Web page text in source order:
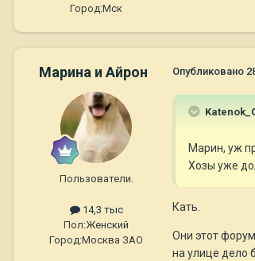
Город:Мск
Марина и Айрон
Пользователи.
14,3 тыс
Пол:Женский
Город:Москва ЗАО
Опубликовано
Марин, уж
Хозы уже
Кать.
Они этот
на улице дело